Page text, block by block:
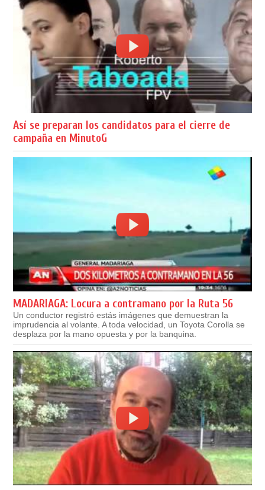
Así se preparan los candidatos para el cierre de
campaña en MinutoG
MADARIAGA: Locura a contramano por la Ruta 56
Un conductor registró estás imágenes que demuestran la
imprudencia al volante. A toda velocidad, un Toyota Corolla se
desplaza por la mano opuesta y por la banquina.